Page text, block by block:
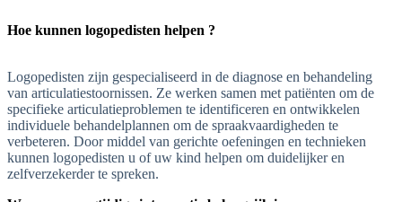
Hoe kunnen logopedisten helpen ?
Logopedisten zijn gespecialiseerd in de diagnose en behandeling
van articulatiestoornissen. Ze werken samen met patiënten om de
specifieke articulatieproblemen te identificeren en ontwikkelen
individuele behandelplannen om de spraakvaardigheden te
verbeteren. Door middel van gerichte oefeningen en technieken
kunnen logopedisten u of uw kind helpen om duidelijker en
zelfverzekerder te spreken.